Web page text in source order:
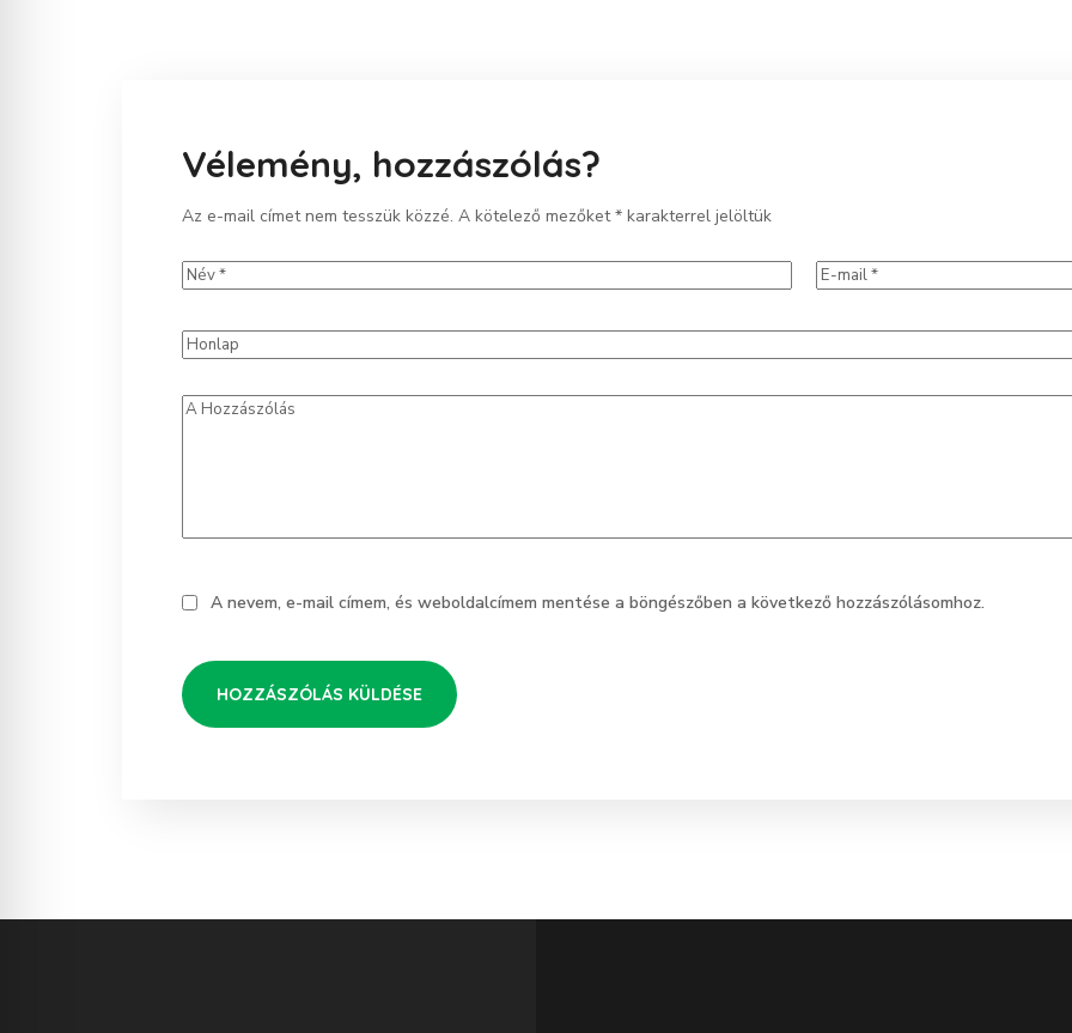
Vélemény, hozzászólás?
Az e-mail címet nem tesszük közzé. A kötelező mezőket* karakterrel jelöltük
A nevem, e-mail címem, és weboldalcímem mentése a böngészőben a következő hozzászólásomhoz.